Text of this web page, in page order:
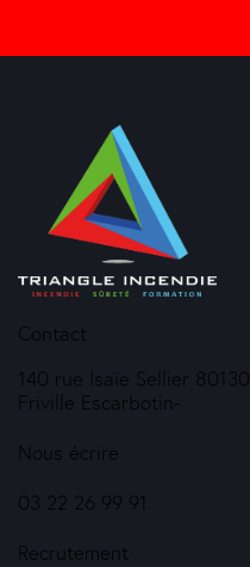
Contact
140 rue Isaïe Sellier 80130
Friville Escarbotin-
Nous écrire
03 22 26 99 91
Recrutement